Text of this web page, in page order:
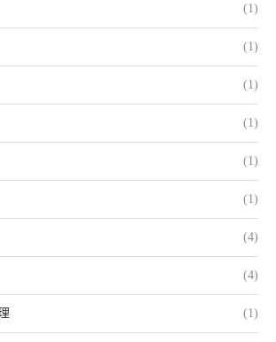
(1)
(1)
(1)
(1)
(1)
(1)
(4)
(4)
(1)